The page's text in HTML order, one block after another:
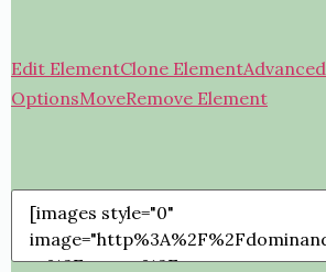
Edit ElementClone Element
OptionsMoveRemove Element